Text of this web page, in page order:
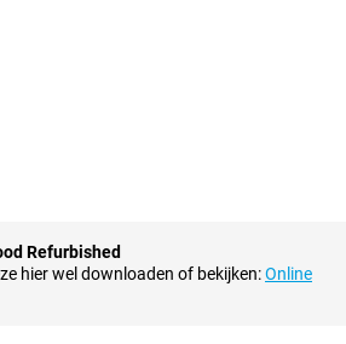
te nemen. Je kunt je telefoon eenvoudig
een prioriteit bij Apple met de SOS-
je een 12 megapixel-hoofdcamera. Die
waarmee je brede foto's maakt – handig
juiste lens bij de hand voor elke situatie.
situatie. Maak je liever selfies? Met de
Refurbished
hier wel downloaden of bekijken:Online